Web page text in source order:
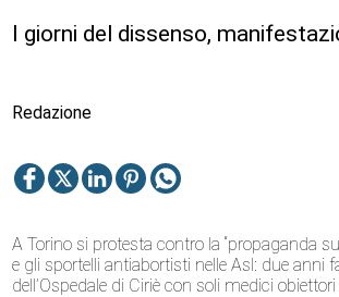
I giorni del dissenso,
Redazione
A Torino si protesta contro la “propaganda
e gli sportelli antiabortisti nelle Asl: due anni
dell’Ospedale di Ciriè con soli medici obiettori